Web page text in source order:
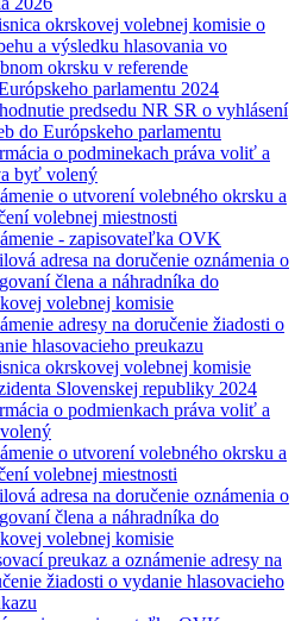
okrskovej volebnej komisie o
a výsledku hlasovania vo
okrsku v referende
parlamentu 2024
predsedu NR SR o vyhlásení
do Európskeho parlamentu
o podminekach práva voliť a
byť volený
o utvorení volebného okrsku a
volebnej miestnosti
- zapisovateľka OVK
adresa na doručenie oznámenia o
člena a náhradníka do
volebnej komisie
adresy na doručenie žiadosti o
hlasovacieho preukazu
okrskovej volebnej komisie
Slovenskej republiky 2024
o podmienkach práva voliť a
o utvorení volebného okrsku a
volebnej miestnosti
adresa na doručenie oznámenia o
člena a náhradníka do
volebnej komisie
preukaz a oznámenie adresy na
žiadosti o vydanie hlasovacieho